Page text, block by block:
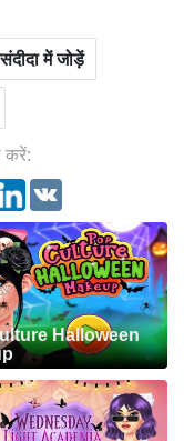
में जोड़ें
करें:
Halloween